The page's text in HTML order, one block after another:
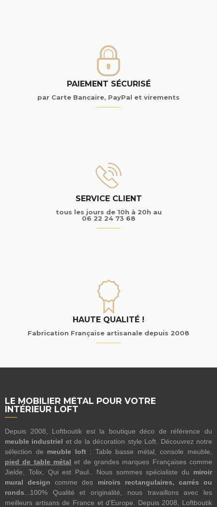
PAIEMENT SÉCURISÉ
par Carte Bancaire, PayPal et virements
SERVICE CLIENT
tous les jours de 10h à 20h au
06 22 24 73 68
HAUTE QUALITÉ !
Fabrication Française artisanale depuis 2008
LE MOBILIER MÉTAL POUR VOTRE
INTÉRIEUR LOFT
Depuis 2008, Loftboutik est la boutique déco de référence du
meuble industriel et de la décoration style Loft. Découvrez notre
sélection de meuble loft: Table basse métal, console meuble,
pied de table métal et de grandes marques Françaises comme
Jielde, Tolix, Qui est Paul.. Nous sommes spécialiste du miroir
mural design comme des miroirs rectangulaires, carrés ou
ronds ...100% Qualité et originalité, nous travaillons avec les
meilleurs artisans de France et d'Europe. Depuis 2008, Loftboutik